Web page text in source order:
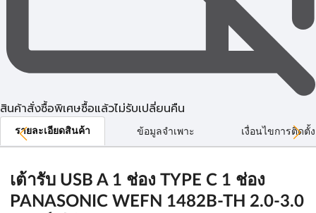
สินค้าสั่งซื้อพิเศษซื้อแล้วไม่รับเปลี่ยนคืน
รายละเอียดสินค้า ข้อมูลจำเพาะ เงื่อนไขการติดตั้ง
เต้ารับ USB A 1 ช่อง TYPE C 1 ช่อง
PANASONIC WEFN 1482B-TH 2.0-3.0